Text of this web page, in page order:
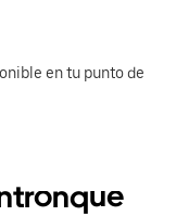
en tu punto de